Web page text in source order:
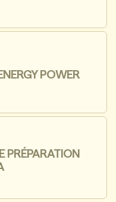
POWER
PRÉPARATION